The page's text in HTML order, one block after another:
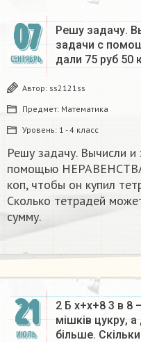
07
СЕНТЯБРЬ
Решу задачу.
задачи с
дали 75 руб 50
Автор: ss2121ss
Предмет: Математика
Уровень: 1 - 4 класс
Решу задачу. Вычисли
помощью
коп, чтобы он купил
Сколько тетрадей
сумму.
21
ИЮЛЬ
2 Б x+x+8 3 в 8
мішків цукру,
більше.